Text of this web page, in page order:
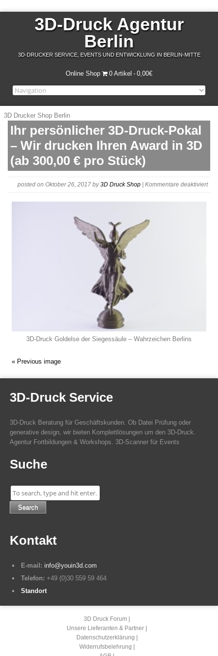
3D-Druck Agentur
Berlin
3D-DRUCKER SERVICE, EVENTS UND ENTWICKLUNG IN BERLIN-MITTE
Online Shop 0 Artikel 0,00€
3D Drucker Shop Berlin
Ihr persönlicher 3D-Druck-Pokal
– Wir drucken Ihren Award in 3D
(ab 300,00 € pro Stück)
posted on Oktober 26, 2017 by3D Druck Shop Kommentare deaktiviertfür
3D-Druck Goldelse der Siegessäule – Wahrzeichen Berlins
« Previous image
3D-Druck Service
3D-Druck Beratung für Geschäftskunden. Ob Datei Prüfung oder
generative design, wir bieten Komplettlösungen um den 3D-Druck.
Agentur Fortbildungen & Workshops. 3D-Scanner für Events
Suche
Search
Kontakt
E-mail: info@youin3d.com
Telefon: +49 (0)30 559 59 464
Standort
3D Druck Forum
Unsere Lieferanten & Partner
Datenschutzerklärung
Widerrufsbelehrung